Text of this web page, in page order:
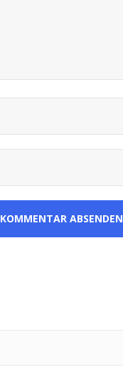
KOMMENTAR ABSENDEN